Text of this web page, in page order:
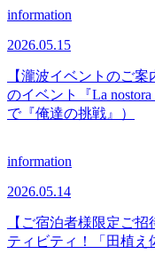
information
2026.05.15
【瀧波イベントのご
のイベント『La
で『俺達の挑戦』）
information
2026.05.14
【ご宿泊者様限定ご
ティビティ！「田植え